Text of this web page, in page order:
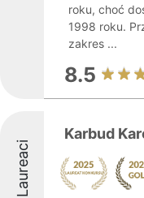
roku, choć
1998 roku.
zakres ...
8.5
Laureaci
Karbud